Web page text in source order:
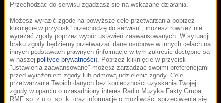
Przechodząc do serwisu zgadzasz się na wskazane działania.
Możesz wyrazić zgodę na powyższe cele przetwarzania poprzez
kliknięcie w przycisk "przechodzę do serwisu", możesz również nie
wyrażać zgody poprzez wybór ustawień zaawansowanych. W sytuacji
braku zgody będziemy przetwarzać dane osobowe w innych celach na
innych podstawach prawnych (informacje w tym zakresie dostępne są
w naszej polityce prywatności). Poprzez kliknięcie w przycisk
"ustawienia zaawansowane" możesz zarządzać swoimi preferencjami
przed wyrażeniem zgody lub odmową udzielenia zgody. Cele
przetwarzania Twoich danych bez konieczności uzyskania Twojej
zgody w oparciu o uzasadniony interes Radio Muzyka Fakty Grupa
RMF sp. z o.o. sp. k. oraz informacje o możliwości sprzeciwienia się